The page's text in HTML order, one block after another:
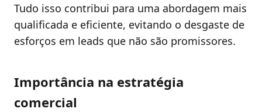
Tudo isso contribui para uma abordagem mais
qualificada e eficiente, evitando o desgaste de
esforços em leads que não são promissores.
Importância na estratégia
comercial